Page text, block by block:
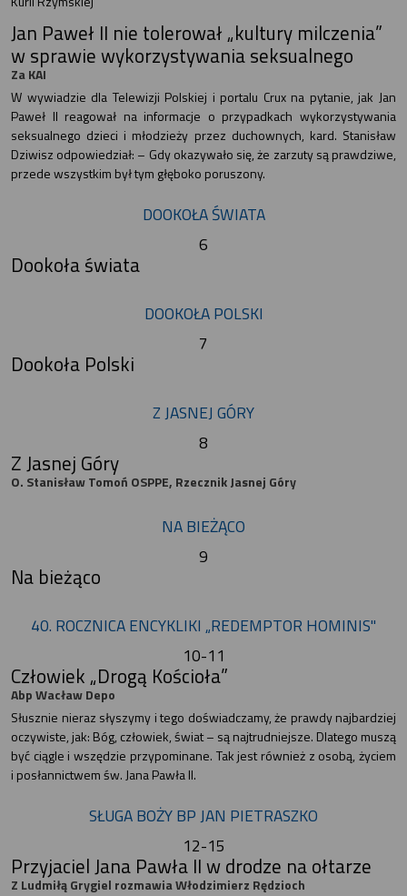
Jan Paweł II nie tolerował „kultury milczenia”
w sprawie wykorzystywania seksualnego
Za KAI
W wywiadzie dla Telewizji Polskiej i portalu Crux na pytanie, jak Jan
Paweł II reagował na informacje o przypadkach wykorzystywania
seksualnego dzieci i młodzieży przez duchownych, kard. Stanisław
Dziwisz odpowiedział: – Gdy okazywało się, że zarzuty są prawdziwe,
przede wszystkim był tym głęboko poruszony.
DOOKOŁA ŚWIATA
6
Dookoła świata
DOOKOŁA POLSKI
7
Dookoła Polski
Z JASNEJ GÓRY
8
Z Jasnej Góry
O. Stanisław Tomoń OSPPE, Rzecznik Jasnej Góry
NA BIEŻĄCO
9
Na bieżąco
40. ROCZNICA ENCYKLIKI „REDEMPTOR HOMINIS"
10-11
Człowiek „Drogą Kościoła”
Abp Wacław Depo
Słusznie nieraz słyszymy i tego doświadczamy, że prawdy najbardziej
oczywiste, jak: Bóg, człowiek, świat – są najtrudniejsze. Dlatego muszą
być ciągle i wszędzie przypominane. Tak jest również z osobą, życiem
i posłannictwem św. Jana Pawła II.
SŁUGA BOŻY BP JAN PIETRASZKO
12-15
Przyjaciel Jana Pawła II w drodze na ołtarze
Z Ludmiłą Grygiel rozmawia Włodzimierz Rędzioch